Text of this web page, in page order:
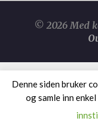
© 2026 Med
Denne siden bruker
og samle inn